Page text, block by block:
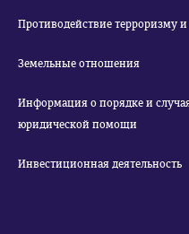
Противодействие терроризму
Земельные отношения
Информация о порядке и
юридической помощи
Инвестиционная деятельность